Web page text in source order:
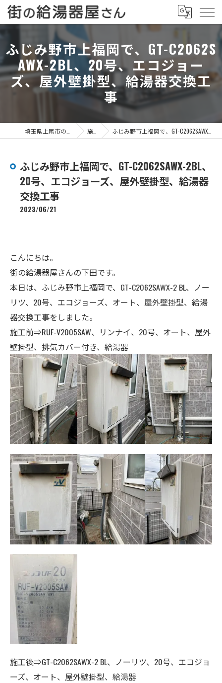
ふじみ野市上福岡で、GT-C2062S
AWX-2BL、20号、エコジョー
ズ、屋外壁掛型、給湯器交換工
事
施工事例 ふじみ野市上福岡で、GT-C2062SAWX-2BL、20号、エコジョーズ、屋外壁掛型、給湯器交換工事
ふじみ野市上福岡で、GT-C2062SAWX-2BL、
20号、エコジョーズ、屋外壁掛型、給湯器
交換工事
2023/06/21
こんにちは。
街の給湯器屋さんの下田です。
本日は、ふじみ野市上福岡で、GT-C2062SAWX-2 BL、ノー
リツ、20号、エコジョーズ、オート、屋外壁掛型、給湯
器交換工事をしました。
施工前⇒RUF-V2005SAW、リンナイ、20号、オート、屋外
壁掛型、排気カバー付き、給湯器
施工後⇒GT-C2062SAWX-2 BL、ノーリツ、20号、エコジョ
ーズ、オート、 屋外壁掛型、給湯器